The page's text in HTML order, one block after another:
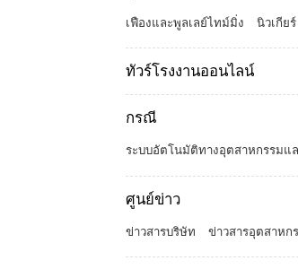
เฟืองและพูลเลย์ไทม์มิ่ง นิวเกียร์
ทัวร์โรงงานออนไลน์
กรณี
ระบบอัตโนมัติทางอุตสาหกรรมแ
ศูนย์ข่าว
ข่าวสารบริษัท ข่าวสารอุตสาหก